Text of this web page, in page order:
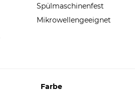
Spülmaschinenfest
Mikrowellengeeignet
Farbe